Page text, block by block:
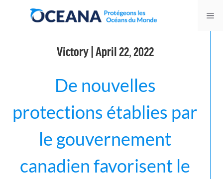
Victory | April 22, 2022
De nouvelles
protections établies par
le gouvernement
canadien favorisent le